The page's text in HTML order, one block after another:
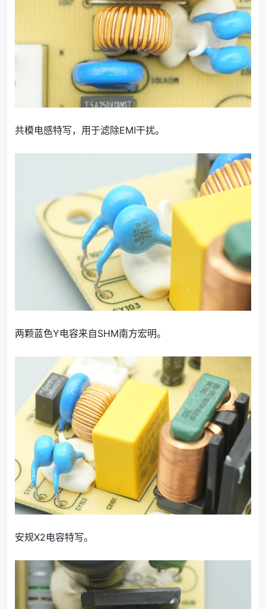
共模电感特写，用于滤除EMI干扰。
两颗蓝色Y电容来自SHM南方宏明。
安规X2电容特写。